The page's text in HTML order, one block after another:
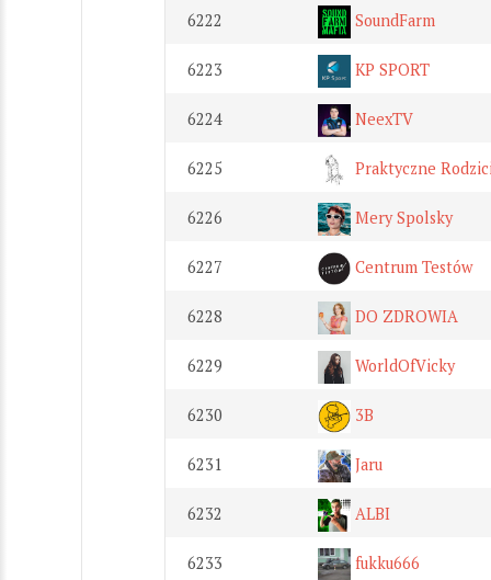
6222 SoundFarm
6223 KP SPORT
6224 NeexTV
6225 Praktyczne
6226 Mery Spolsky
6227 Centrum Testów
6228 DO ZDROWIA
6229 WorldOfVicky
6230 3B
6231 Jaru
6232 ALBI
6233 fukku666